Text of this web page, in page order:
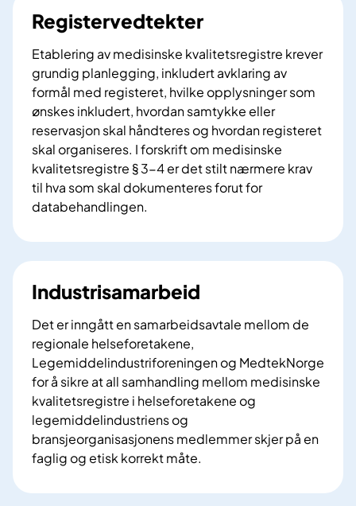
Registervedtekter
Etablering av medisinske kvalitetsregistre krever
grundig planlegging, inkludert avklaring av
formål med registeret, hvilke opplysninger som
ønskes inkludert, hvordan samtykke eller
reservasjon skal håndteres og hvordan registeret
skal organiseres. I forskrift om medisinske
kvalitetsregistre § 3-4 er det stilt nærmere krav
til hva som skal dokumenteres forut for
databehandlingen.
e
g
i
s
t
e
r
v
e
d
t
e
t
Industrisamarbeid
Det er inngått en samarbeidsavtale mellom de
regionale helseforetakene,
Legemiddelindustriforeningen og MedtekNorge
for å sikre at all samhandling mellom medisinske
kvalitetsregistre i helseforetakene og
legemiddelindustriens og
bransjeorganisasjonens medlemmer skjer på en
faglig og etisk korrekt måte.
n